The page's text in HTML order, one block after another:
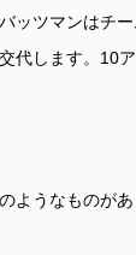
ッツマンはチ
代します。10
ようなものがあ